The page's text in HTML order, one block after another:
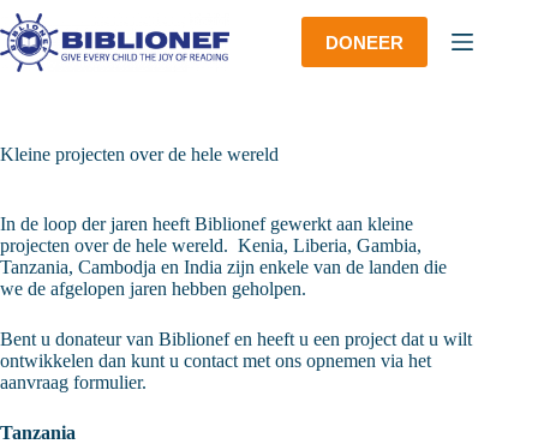
Ga
naar
de
inhoud
DONEER
Kleine projecten over de hele wereld
In de loop der jaren heeft Biblionef gewerkt aan kleine
projecten over de hele wereld. Kenia, Liberia, Gambia,
Tanzania, Cambodja en India zijn enkele van de landen die
we de afgelopen jaren hebben geholpen.
Bent u donateur van Biblionef en heeft u een project dat u wilt
ontwikkelen dan kunt u contact met ons opnemen via het
aanvraag formulier.
Tanzania